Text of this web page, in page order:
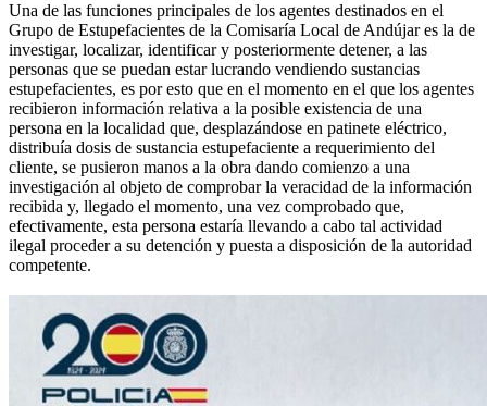
Una de las funciones principales de los agentes destinados en el
Grupo de Estupefacientes de la Comisaría Local de Andújar es la de
investigar, localizar, identificar y posteriormente detener, a las
personas que se puedan estar lucrando vendiendo sustancias
estupefacientes, es por esto que en el momento en el que los agentes
recibieron información relativa a la posible existencia de una
persona en la localidad que, desplazándose en patinete eléctrico,
distribuía dosis de sustancia estupefaciente a requerimiento del
cliente, se pusieron manos a la obra dando comienzo a una
investigación al objeto de comprobar la veracidad de la información
recibida y, llegado el momento, una vez comprobado que,
efectivamente, esta persona estaría llevando a cabo tal actividad
ilegal proceder a su detención y puesta a disposición de la autoridad
competente.